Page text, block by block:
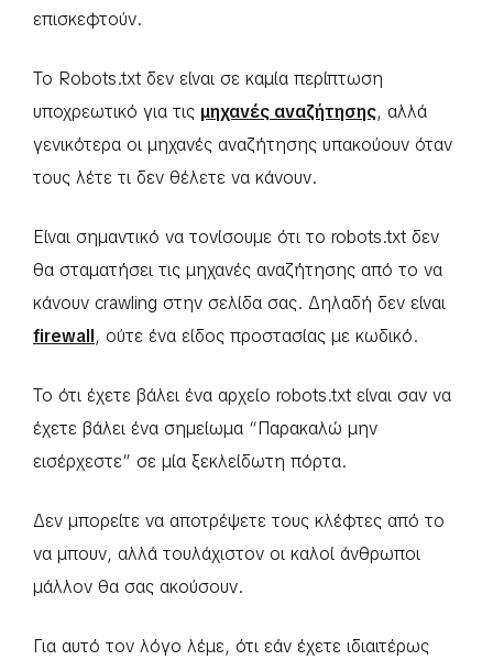
επισκεφτούν.
Το Robots.txt δεν είναι σε καμία περίπτωση
υποχρεωτικό για τις μηχανές αναζήτησης, αλλά
γενικότερα οι μηχανές αναζήτησης υπακούουν όταν
τους λέτε τι δεν θέλετε να κάνουν.
Είναι σημαντικό να τονίσουμε ότι το robots.txt δεν
θα σταματήσει τις μηχανές αναζήτησης από το να
κάνουν crawling στην σελίδα σας. Δηλαδή δεν είναι
firewall, ούτε ένα είδος προστασίας με κωδικό.
Το ότι έχετε βάλει ένα αρχείο robots.txt είναι σαν να
έχετε βάλει ένα σημείωμα “Παρακαλώ μην
εισέρχεστε” σε μία ξεκλείδωτη πόρτα.
Δεν μπορείτε να αποτρέψετε τους κλέφτες από το
να μπουν, αλλά τουλάχιστον οι καλοί άνθρωποι
μάλλον θα σας ακούσουν.
Για αυτό τον λόγο λέμε, ότι εάν έχετε ιδιαιτέρως